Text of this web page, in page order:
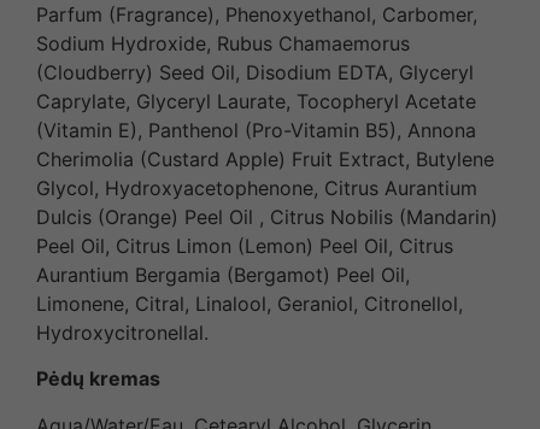
Parfum (Fragrance), Phenoxyethanol, Carbomer,
Sodium Hydroxide, Rubus Chamaemorus
(Cloudberry) Seed Oil, Disodium EDTA, Glyceryl
Caprylate, Glyceryl Laurate, Tocopheryl Acetate
(Vitamin E), Panthenol (Pro-Vitamin B5), Annona
Cherimolia (Custard Apple) Fruit Extract, Butylene
Glycol, Hydroxyacetophenone, Citrus Aurantium
Dulcis (Orange) Peel Oil , Citrus Nobilis (Mandarin)
Peel Oil, Citrus Limon (Lemon) Peel Oil, Citrus
Aurantium Bergamia (Bergamot) Peel Oil,
Limonene, Citral, Linalool, Geraniol, Citronellol,
Hydroxycitronellal.
Pėdų kremas